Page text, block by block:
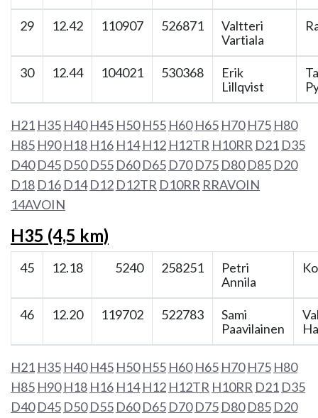
29 12.42 110907 526871
Valtteri
Vartiala
30 12.44 104021 530368
Erik
Lillqvist
H21 H35 H40 H45 H50 H55 H60 H65 H70 H75 H80
H85 H90 H18 H16 H14 H12 H12TR H10RR D21 D35
D40 D45 D50 D55 D60 D65 D70 D75 D80 D85 D20
D18 D16 D14 D12 D12TR D10RR RRAVOIN
14AVOIN
H35 (4,5 km)
45 12.18 5240 258251
Petri
Annila
46 12.20 119702 522783
Sami
Paavilainen
H21 H35 H40 H45 H50 H55 H60 H65 H70 H75 H80
H85 H90 H18 H16 H14 H12 H12TR H10RR D21 D35
D40 D45 D50 D55 D60 D65 D70 D75 D80 D85 D20